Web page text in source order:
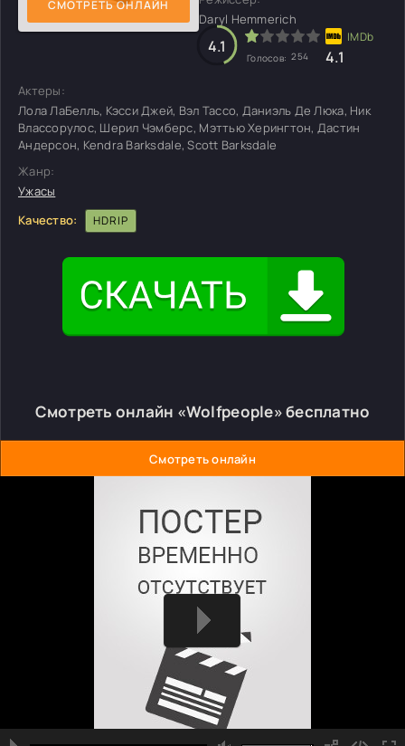
СМОТРЕТЬ ОНЛАЙН
Daryl Hemmerich
4.1
Голосов: 254 4.1
Актеры:
Лола ЛаБелль, Кэсси Джей, Вэл Тассо, Даниэль Де Люка, Ник
Влассорулос, Шерил Чэмберс, Мэттью Херингтон, Дастин
Андерсон, Kendra Barksdale, Scott Barksdale
Жанр:
Ужасы
Качество:
HDRIP
Смотреть онлайн «Wolfpeople» бесплатно
Смотреть онлайн